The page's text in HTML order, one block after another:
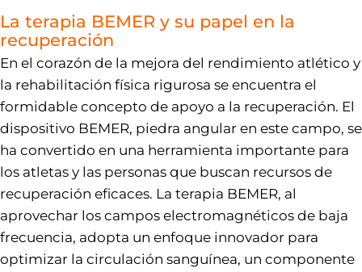
La terapia BEMER y su papel en la
recuperación
En el corazón de la mejora del rendimiento atlético y
la rehabilitación física rigurosa se encuentra el
formidable concepto de apoyo a la recuperación. El
dispositivo BEMER, piedra angular en este campo, se
ha convertido en una herramienta importante para
los atletas y las personas que buscan recursos de
recuperación eficaces. La terapia BEMER, al
aprovechar los campos electromagnéticos de baja
frecuencia, adopta un enfoque innovador para
optimizar la circulación sanguínea, un componente